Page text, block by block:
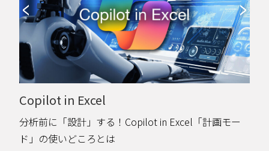
Microsoft IQ
Microsoft IQとは？Work IQとWeb IQで見る、AI活用
の前提の変化